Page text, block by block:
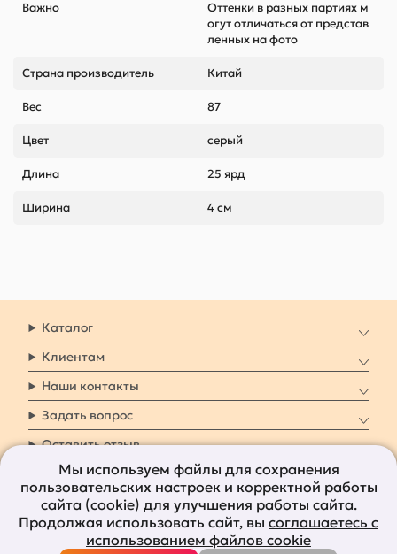
Важно
Оттенки в разных партиях м
огут отличаться от представ
ленных на фото
Страна производитель Китай
Вес 87
Цвет серый
Длина 25 ярд
Ширина 4 см
Каталог
Клиентам
Наши контакты
Задать вопрос
Оставить отзыв
8 800 7009 161 Заказать звонок
Наши социальные
сети
Мы используем файлы для сохранения
пользовательских настроек и корректной работы
сайта (cookie) для улучшения работы сайта.
Продолжая использовать сайт, вы соглашаетесь с
использованием файлов cookie